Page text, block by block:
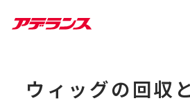
ウィッグの回収